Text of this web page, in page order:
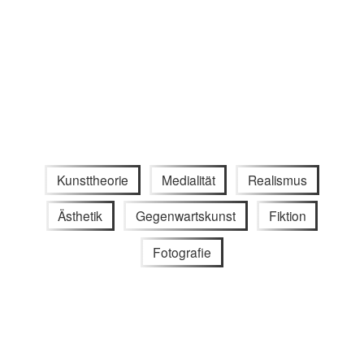
Kunsttheorie Medialität Realismus
Ästhetik Gegenwartskunst Fiktion
Fotografie